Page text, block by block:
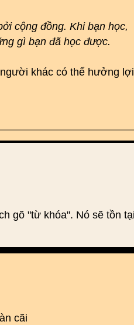
cộng đồng. Khi bạn học,
gì bạn đã học được.
khác có thể hưởng
gõ "từ khóa". Nó sẽ tồn
cãi